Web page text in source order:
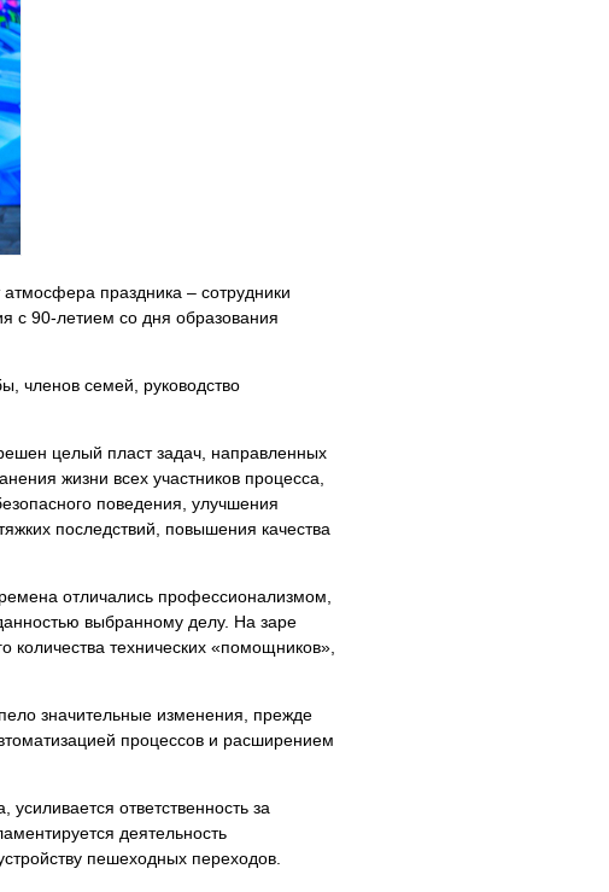
праздника – сотрудники
с 90-летием со дня образования
членов семей, руководство
целый пласт задач, направленных
жизни всех участников процесса,
поведения, улучшения
последствий, повышения качества
отличались профессионализмом,
выбранному делу. На заре
количества технических «помощников»,
значительные изменения, прежде
процессов и расширением
ответственность за
деятельность
пешеходных переходов.